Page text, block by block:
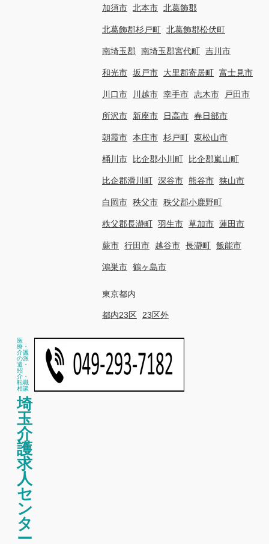
加須市 北本市 北葛飾郡
北葛飾郡杉戸町 北葛飾郡松伏町
南埼玉郡 南埼玉郡宮代町 吉川市
和光市 坂戸市 大里郡寄居町 富士見市
川口市 川越市 幸手市 志木市 戸田市
所沢市 新座市 日高市 春日部市
朝霞市 本庄市 杉戸町 東松山市
桶川市 比企郡小川町 比企郡嵐山町
比企郡滑川町 深谷市 熊谷市 狭山市
白岡市 秩父市 秩父郡小鹿野町
秩父郡長瀞町 羽生市 草加市 蓮田市
蕨市 行田市 越谷市 長瀞町 飯能市
鴻巣市 鶴ヶ島市
東京都内
都内23区 23区外
医
療・
介護
の派
遣・
紹
介・
転職
相談
埼
玉
介
護
求
人
セ
ン
タ
ー